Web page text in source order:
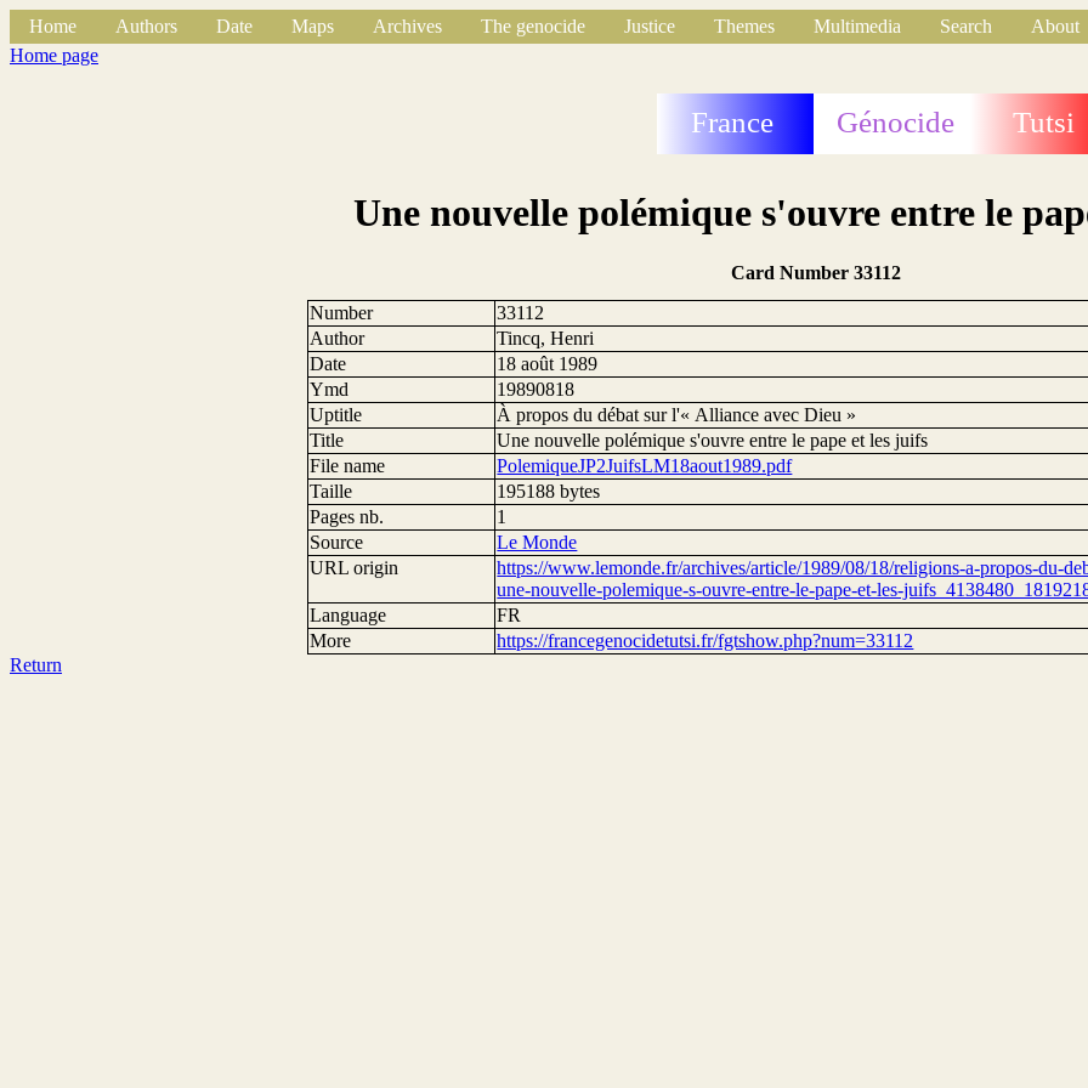
Home Authors Date Maps Archives The genocide Justice Themes Multimedia Search
About
Home page
France Génocide Tutsi
Une nouvelle polémique s'ouvre entre le
Card Number 33112
Number
33112
Author
Tincq, Henri
Date
18 août 1989
Ymd
19890818
Uptitle
À propos du débat sur l'« Alliance avec Dieu »
Title
Une nouvelle polémique s'ouvre entre le pape et les juifs
File name
PolemiqueJP2JuifsLM18aout1989.pdf
Taille
195188 bytes
Pages nb.
1
Source
Le Monde
URL origin
https://www.lemonde.fr/archives/article/1989/08/18/religions-a-propos-du-
une-nouvelle-polemique-s-ouvre-entre-le-pape-et-les-
Language
FR
More
https://francegenocidetutsi.fr/fgtshow.php?num=33112
Return